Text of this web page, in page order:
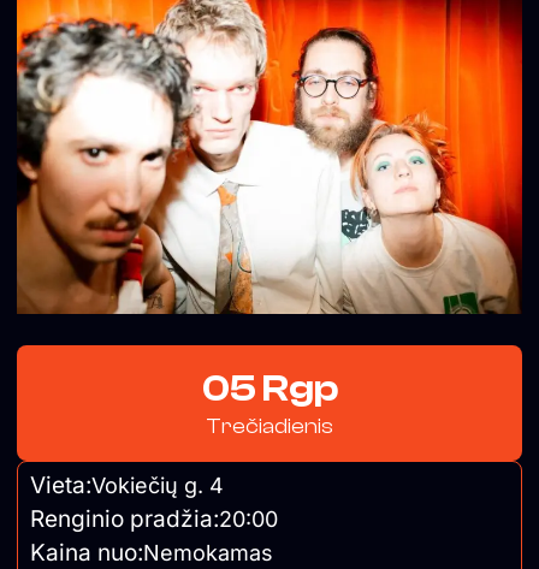
05 Rgp
Trečiadienis
Vieta:Vokiečių g. 4
Renginio pradžia:20:00
Kaina nuo:Nemokamas